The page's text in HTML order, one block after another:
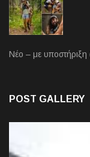
Νέο – με
POST GALLERY